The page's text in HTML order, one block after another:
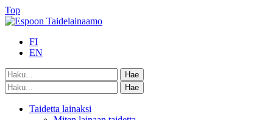
Top
FI
EN
Taidetta lainaksi